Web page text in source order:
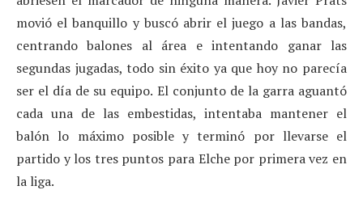
movió el banquillo y buscó abrir el juego a las bandas,
centrando balones al área e intentando ganar las
segundas jugadas, todo sin éxito ya que hoy no parecía
ser el día de su equipo. El conjunto de la garra aguantó
cada una de las embestidas, intentaba mantener el
balón lo máximo posible y terminó por llevarse el
partido y los tres puntos para Elche por primera vez en
la liga.